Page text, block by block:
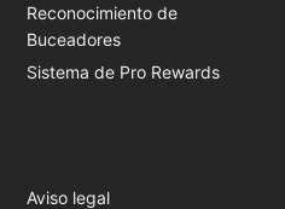
Reconocimiento de
Buceadores
Sistema de Pro Rewards
Aviso legal